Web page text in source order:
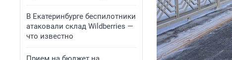
В Екатеринбурге беспилотники
атаковали склад Wildberries —
что известно